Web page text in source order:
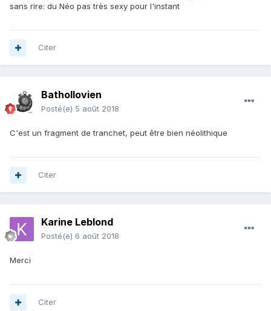
sans rire: du Néo pas très sexy pour l'instant
Citer
Bathollovien
Posté(e) 5 août 2018
C'est un fragment de tranchet, peut être bien néolithique
Citer
Karine Leblond
Posté(e) 6 août 2018
Merci
Citer